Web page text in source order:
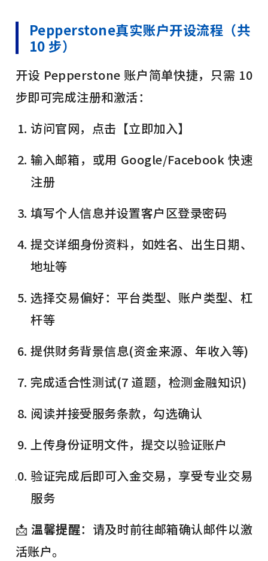
Pepperstone真实账户开设流程（共
10 步）
开设 Pepperstone 账户简单快捷，只需 10
步即可完成注册和激活：
访问官网，点击【立即加入】
输入邮箱，或用 Google/Facebook 快速
注册
填写个人信息并设置客户区登录密码
提交详细身份资料，如姓名、出生日期、
地址等
选择交易偏好：平台类型、账户类型、杠
杆等
提供财务背景信息(资金来源、年收入等)
完成适合性测试(7 道题，检测金融知识)
阅读并接受服务条款，勾选确认
上传身份证明文件，提交以验证账户
验证完成后即可入金交易，享受专业交易
服务
📩温馨提醒：请及时前往邮箱确认邮件以激
活账户。